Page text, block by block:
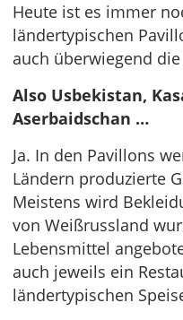
Heute ist es immer
ländertypischen
auch überwiegend
Also Usbekistan,
Aserbaidschan …
Ja. In den Pavillons
Ländern produzierte
Meistens wird
von Weißrussland
Lebensmittel
auch jeweils ein
ländertypischen